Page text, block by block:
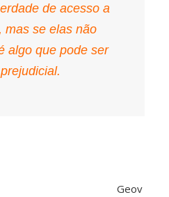
de acesso a
mas se elas não
algo que pode ser
Geov